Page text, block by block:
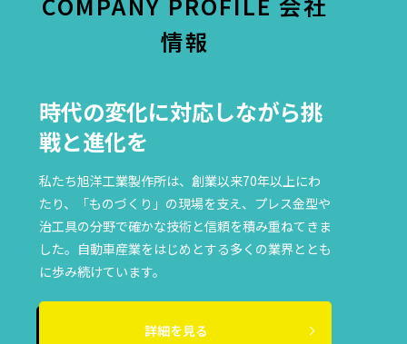
情報
時代の変化に対応しながら挑
戦と進化を
私たち旭洋工業製作所は、創業以来70年以上にわ
たり、「ものづくり」の現場を支え、プレス金型や
治工具の分野で確かな技術と信頼を積み重ねてきま
した。自動車産業をはじめとする多くの業界ととも
に歩み続けています。
詳細を見る